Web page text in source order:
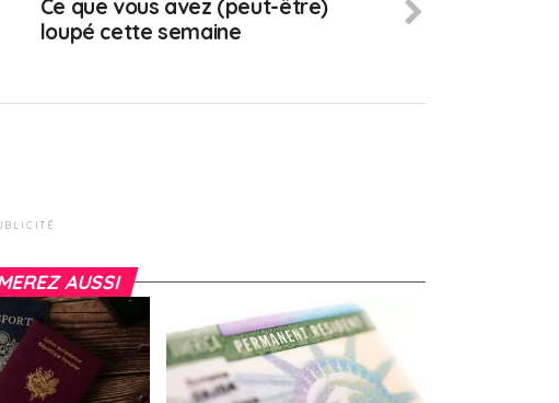
Ce que vous avez (peut-être)
loupé cette semaine
AUSSI